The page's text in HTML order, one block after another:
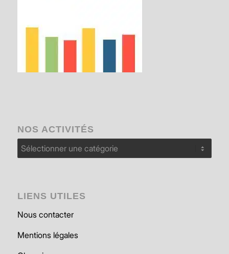
NOS ACTIVITÉS
Nos
activités
LIENS UTILES
Nous contacter
Mentions légales